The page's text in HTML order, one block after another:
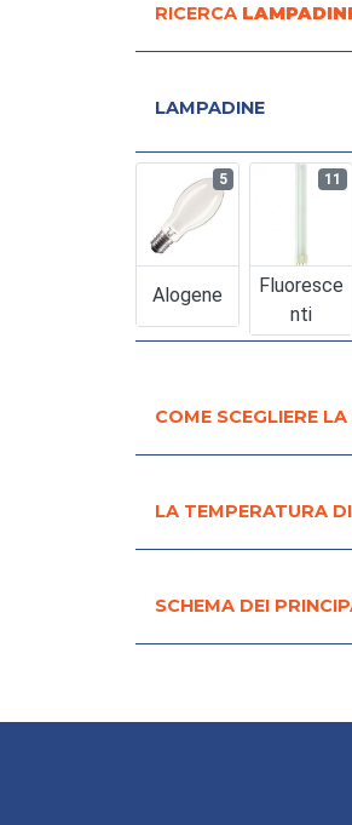
RICERCA
LAMPADINE
Alogene
5
Fluoresce
Nti
11
COME SCEGLIERE
LA TEMPERATURA
SCHEMA DEI